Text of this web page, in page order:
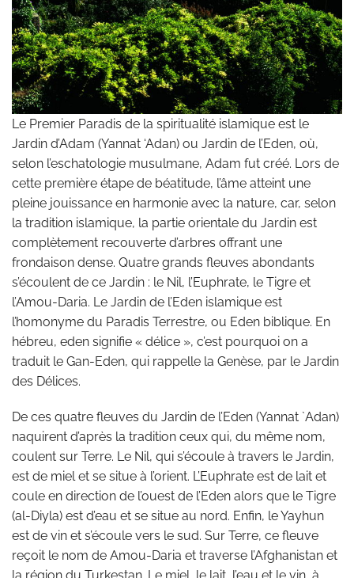
Le Premier Paradis de la spiritualité islamique est le
Jardin d’Adam (Yannat ‘Adan) ou Jardin de l’Eden, où,
selon l’eschatologie musulmane, Adam fut créé. Lors de
cette première étape de béatitude, l’âme atteint une
pleine jouissance en harmonie avec la nature, car, selon
la tradition islamique, la partie orientale du Jardin est
complètement recouverte d’arbres offrant une
frondaison dense. Quatre grands fleuves abondants
s’écoulent de ce Jardin : le Nil, l’Euphrate, le Tigre et
l’Amou-Daria. Le Jardin de l’Eden islamique est
l’homonyme du Paradis Terrestre, ou Eden biblique. En
hébreu, eden signifie « délice », c’est pourquoi on a
traduit le Gan-Eden, qui rappelle la Genèse, par le Jardin
des Délices.
De ces quatre fleuves du Jardin de l’Eden (Yannat `Adan)
naquirent d’après la tradition ceux qui, du même nom,
coulent sur Terre. Le Nil, qui s’écoule à travers le Jardin,
est de miel et se situe à l’orient. L’Euphrate est de lait et
coule en direction de l’ouest de l’Eden alors que le Tigre
(al-Diyla) est d’eau et se situe au nord. Enfin, le Yayhun
est de vin et s’écoule vers le sud. Sur Terre, ce fleuve
reçoit le nom de Amou-Daria et traverse l’Afghanistan et